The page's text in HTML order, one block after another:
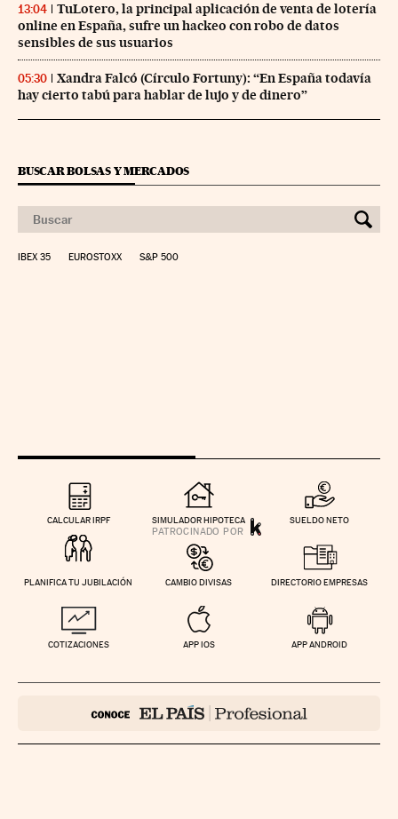
13:04
TuLotero, la principal aplicación de venta de lotería
online en España, sufre un hackeo con robo de datos
sensibles de sus usuarios
05:30
Xandra Falcó (Círculo Fortuny): “En España todavía
hay cierto tabú para hablar de lujo y de dinero”
BUSCAR BOLSAS Y MERCADOS
IBEX 35 EUROSTOXX S&P 500
CALCULAR IRPF SIMULADOR HIPOTECA SUELDO NETO
PLANIFICA TU JUBILACIÓN CAMBIO DIVISAS DIRECTORIO EMPRESAS
COTIZACIONES APP IOS APP ANDROID